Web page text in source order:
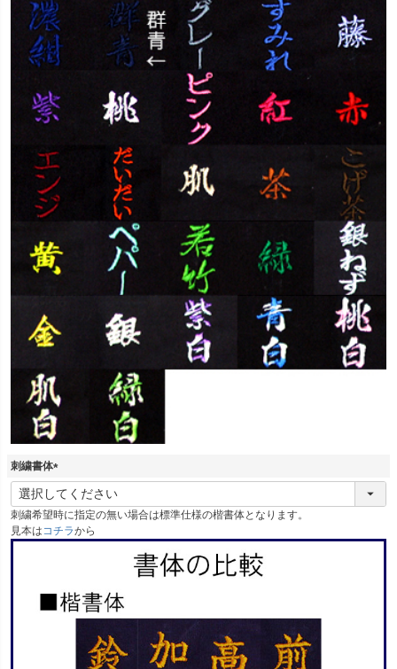
刺繍書体
(
必
須
)
刺繍希望時に指定の無い場合は標準仕様の楷書体となります。
見本は コチラから